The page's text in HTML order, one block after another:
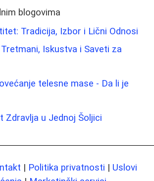
blogovima
Tradicija, Izbor i Lični Odnosi
Iskustva i Saveti za
telesne mase - Da li je
Zdravlja u Jednoj Šoljici
| Politika privatnosti | Uslovi